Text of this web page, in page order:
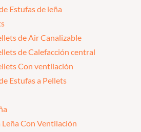
Estufas de leña
de Air Canalizable
de Calefacción central
Con ventilación
Estufas a Pellets
Con Ventilación